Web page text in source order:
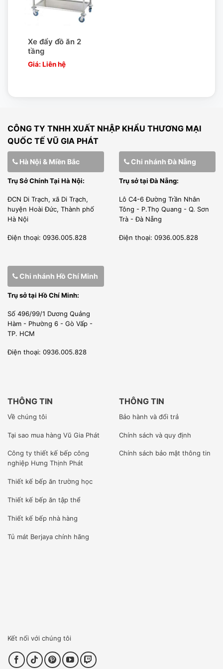
SẢN PHẨM LUÔN SẴN CÓ TRONG KHO
Sản phẩm có sẵn luôn là ưu thế của chúng tôi.
Đặc biệt Tổng kho tại miền bắc rộng 1500m2, hàng hóa
luôn luôn đảm bảo xuất kho và luân chuyển hàng mới liên
Vũ Gia Phát miễn phí vận chuyển nội thành Hà Nội, vận
chuyển hàng hóa bằng xe tải tùy theo kích cỡ hàng hóa,
hàng khắp mọi miền tổ quốc.
Quy trình giao hàng chuyên nghiệp: Chúng tôi làm việc
theo 1 quy trình chuyên nghiệp, sau khi có đơn hàng và
sốc khi giao hàng.
GIÁ THÀNH CẠNH TRANH
Bởi vì chúng tôi là nhà nhập khẩu trực tiếp, sản phẩm có
xuất xứ CO, CQ rõ ràng, Chúng tôi ưu tiên phân phối sản
phẩm trực tiếp tới tay người tiêu dùng cuối cùng để giảm
thiểu chi phí và các cầu trung gian. Vì vậy báo giá của
bán buôn và ưu đãi nhất có thể, đặc biệt là những công
thực, giá trị gốc của sản phẩm. Đây là điều chúng tôi luôn
MÃI TỐT NHẤT.
Vũ Gia Phát tập trung và đầu tư nhiều kỹ sư lành nghề
Sau đó, nhân viên kỹ thuật sẽ nhanh chóng tới công trình
và khắc phục sự cố
Xe đẩy đồ ăn 2
tầng
Giá: Liên hệ
CÔNG TY TNHH XUẤT NHẬP KHẨU THƯƠNG MẠI
QUỐC TẾ VŨ GIA PHÁT
Hà Nội & Miền Bắc
Trụ Sở Chính Tại Hà Nội:
ĐCN Di Trạch, xã Di Trạch,
huyện Hoài Đức, Thành phố
Hà Nội
Điện thoại: 0936.005.828
Chi nhánh Đà Nẵng
Trụ sở tại Đà Nẵng:
Lô C4-6 Đường Trần Nhân
Tông - P.Thọ Quang - Q. Sơn
Trà - Đà Nẵng
Điện thoại: 0936.005.828
Chi nhánh Hồ Chí Minh
Trụ sở tại Hồ Chí Minh:
Số 496/99/1 Dương Quảng
Hàm - Phường 6 - Gò Vấp -
TP. HCM
Điện thoại: 0936.005.828
THÔNG TIN
Về chúng tôi
Tại sao mua hàng Vũ Gia Phát
Công ty thiết kế bếp công
nghiệp Hưng Thịnh Phát
Thiết kế bếp ăn trường học
Thiết kế bếp ăn tập thể
Thiết kế bếp nhà hàng
Tủ mát Berjaya chính hãng
THÔNG TIN
Bảo hành và đổi trả
Chính sách và quy định
Chính sách bảo mật thông tin
Kết nối với chúng tôi